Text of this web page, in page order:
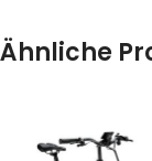
Ähnliche